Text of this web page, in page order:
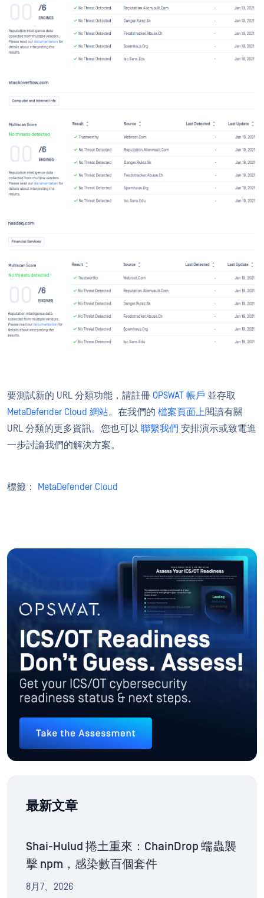
要測試新的 URL 分類功能，請註冊 OPSWAT 帳戶 並存取
MetaDefender Cloud 網站。在我們的 檔案頁面上閱讀有關
URL 分類的更多資訊。您也可以 聯繫我們 安排演示或致電進
一步討論我們的解決方案。
標籤： MetaDefender Cloud
最新文章
Shai-Hulud 捲土重來：ChainDrop 蠕蟲襲
擊 npm，感染數百個套件
8月7、2026